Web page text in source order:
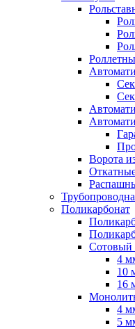
Ворота
Поликарбонат
Сотовый
4
10
16
4
5